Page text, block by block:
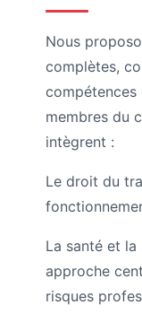
Nous
complètes,
compétences
membres du
intègrent :
Le droit du
La santé et
approche
risques